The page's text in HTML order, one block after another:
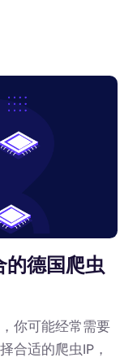
的德国爬虫
你可能经常需要
合适的爬虫IP，